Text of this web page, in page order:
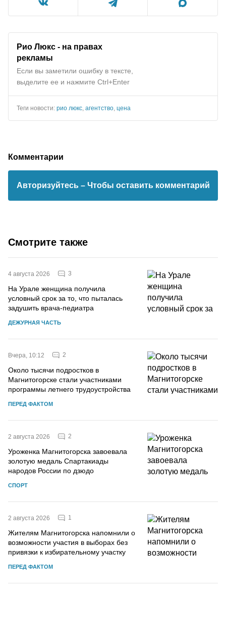
Рио Люкс - на правах
рекламы
Если вы заметили ошибку в тексте,
выделите ее и нажмите Ctrl+Enter
Теги новости: рио люкс агентство цена
Комментарии
Авторизуйтесь – Чтобы оставить комментарий
Смотрите также
4 августа 2026 3
На Урале женщина получила
условный срок за то, что пыталась
задушить врача-педиатра
ДЕЖУРНАЯ ЧАСТЬ
Вчера, 10:12 2
Около тысячи подростков в
Магнитогорске стали участниками
программы летнего трудоустройства
ПЕРЕД ФАКТОМ
2 августа 2026 2
Уроженка Магнитогорска завоевала
золотую медаль Спартакиады
народов России по дзюдо
СПОРТ
2 августа 2026 1
Жителям Магнитогорска напомнили о
возможности участия в выборах без
привязки к избирательному участку
ПЕРЕД ФАКТОМ